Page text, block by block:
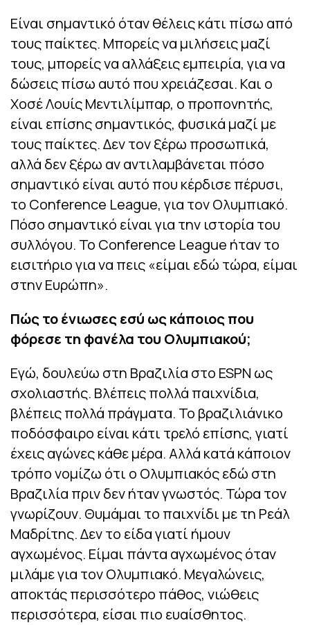
Είναι σημαντικό όταν θέλεις κάτι πίσω από
τους παίκτες. Μπορείς να μιλήσεις μαζί
τους, μπορείς να αλλάξεις εμπειρία, για να
δώσεις πίσω αυτό που χρειάζεσαι. Και ο
Χοσέ Λουίς Μεντιλίμπαρ, ο προπονητής,
είναι επίσης σημαντικός, φυσικά μαζί με
τους παίκτες. Δεν τον ξέρω προσωπικά,
αλλά δεν ξέρω αν αντιλαμβάνεται πόσο
σημαντικό είναι αυτό που κέρδισε πέρυσι,
το Conference League, για τον Ολυμπιακό.
Πόσο σημαντικό είναι για την ιστορία του
συλλόγου. Το Conference League ήταν το
εισιτήριο για να πεις «είμαι εδώ τώρα, είμαι
στην Ευρώπη».
Πώς το ένιωσες εσύ ως κάποιος που
φόρεσε τη φανέλα του Ολυμπιακού;
Εγώ, δουλεύω στη Βραζιλία στο ESPN ως
σχολιαστής. Βλέπεις πολλά παιχνίδια,
βλέπεις πολλά πράγματα. Το βραζιλιάνικο
ποδόσφαιρο είναι κάτι τρελό επίσης, γιατί
έχεις αγώνες κάθε μέρα. Αλλά κατά κάποιον
τρόπο νομίζω ότι ο Ολυμπιακός εδώ στη
Βραζιλία πριν δεν ήταν γνωστός. Τώρα τον
γνωρίζουν. Θυμάμαι το παιχνίδι με τη Ρεάλ
Μαδρίτης. Δεν το είδα γιατί ήμουν
αγχωμένος. Είμαι πάντα αγχωμένος όταν
μιλάμε για τον Ολυμπιακό. Μεγαλώνεις,
αποκτάς περισσότερο πάθος, νιώθεις
περισσότερα, είσαι πιο ευαίσθητος.